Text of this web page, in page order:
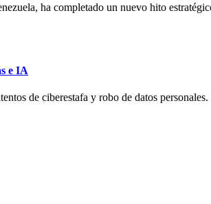
ha completado un nuevo hito
e IA
de ciberestafa y robo de datos personales.